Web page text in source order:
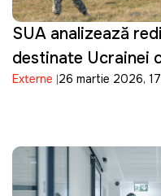
SUA analizează
destinate Ucrainei
Externe 26 martie 2026,